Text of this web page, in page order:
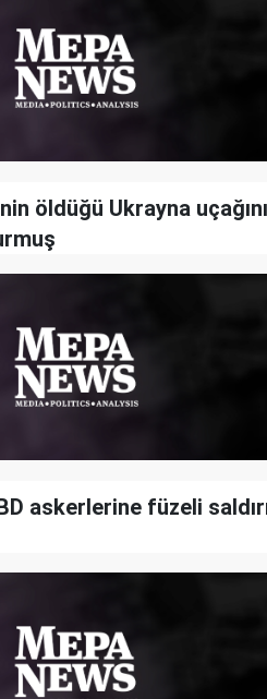
öldüğü Ukrayna uçağını
askerlerine füzeli